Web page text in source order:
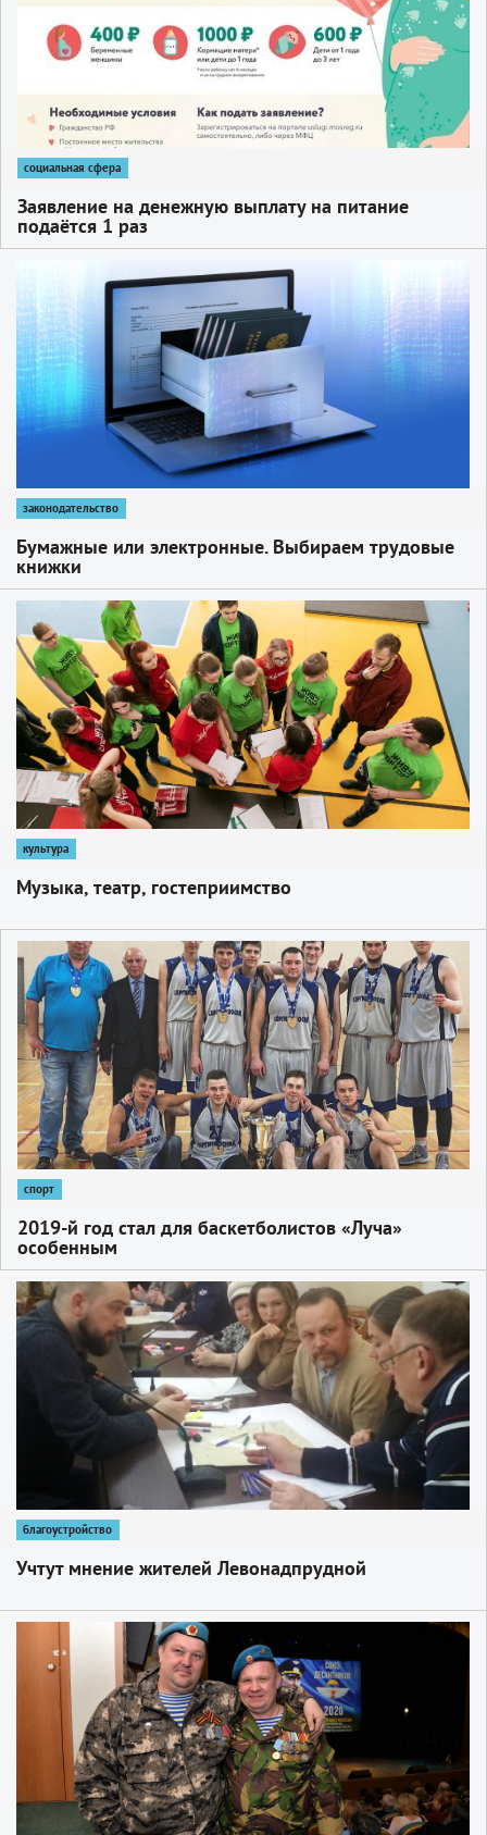
социальная сфера
Заявление на денежную выплату на питание
подаётся 1 раз
законодательство
Бумажные или электронные. Выбираем трудовые
книжки
культура
Музыка, театр, гостеприимство
спорт
2019­-й год стал для баскетболистов «Луча»
особенным
1
благоустройство
Учтут мнение жителей Левонадпрудной